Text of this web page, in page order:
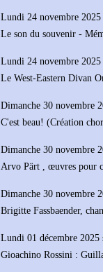
Lundi 24 novembre
Le son du souvenir -
Lundi 24 novembre
Le West-Eastern Divan
Dimanche 30 novembre
C'est beau! (Création
Dimanche 30 novembre
Arvo Pärt , œuvres pour
Dimanche 30 novembre
Brigitte Fassbaender,
Lundi 01 décembre 2025
Gioachino Rossini :